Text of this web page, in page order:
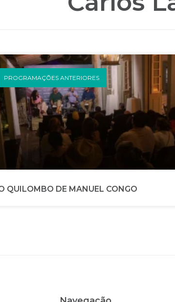
PROGRAMAÇÕES ANTERIORES
QUILOMBO DE MANUEL CONGO